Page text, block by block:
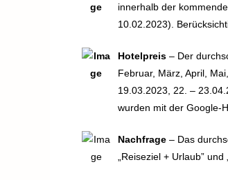
innerhalb der
10.02.2023).
Hotelpreis – Der
Februar, März, April,
19.03.2023, 22. –
wurden mit der Google-
Nachfrage – Das
„Reiseziel + Urlaub”